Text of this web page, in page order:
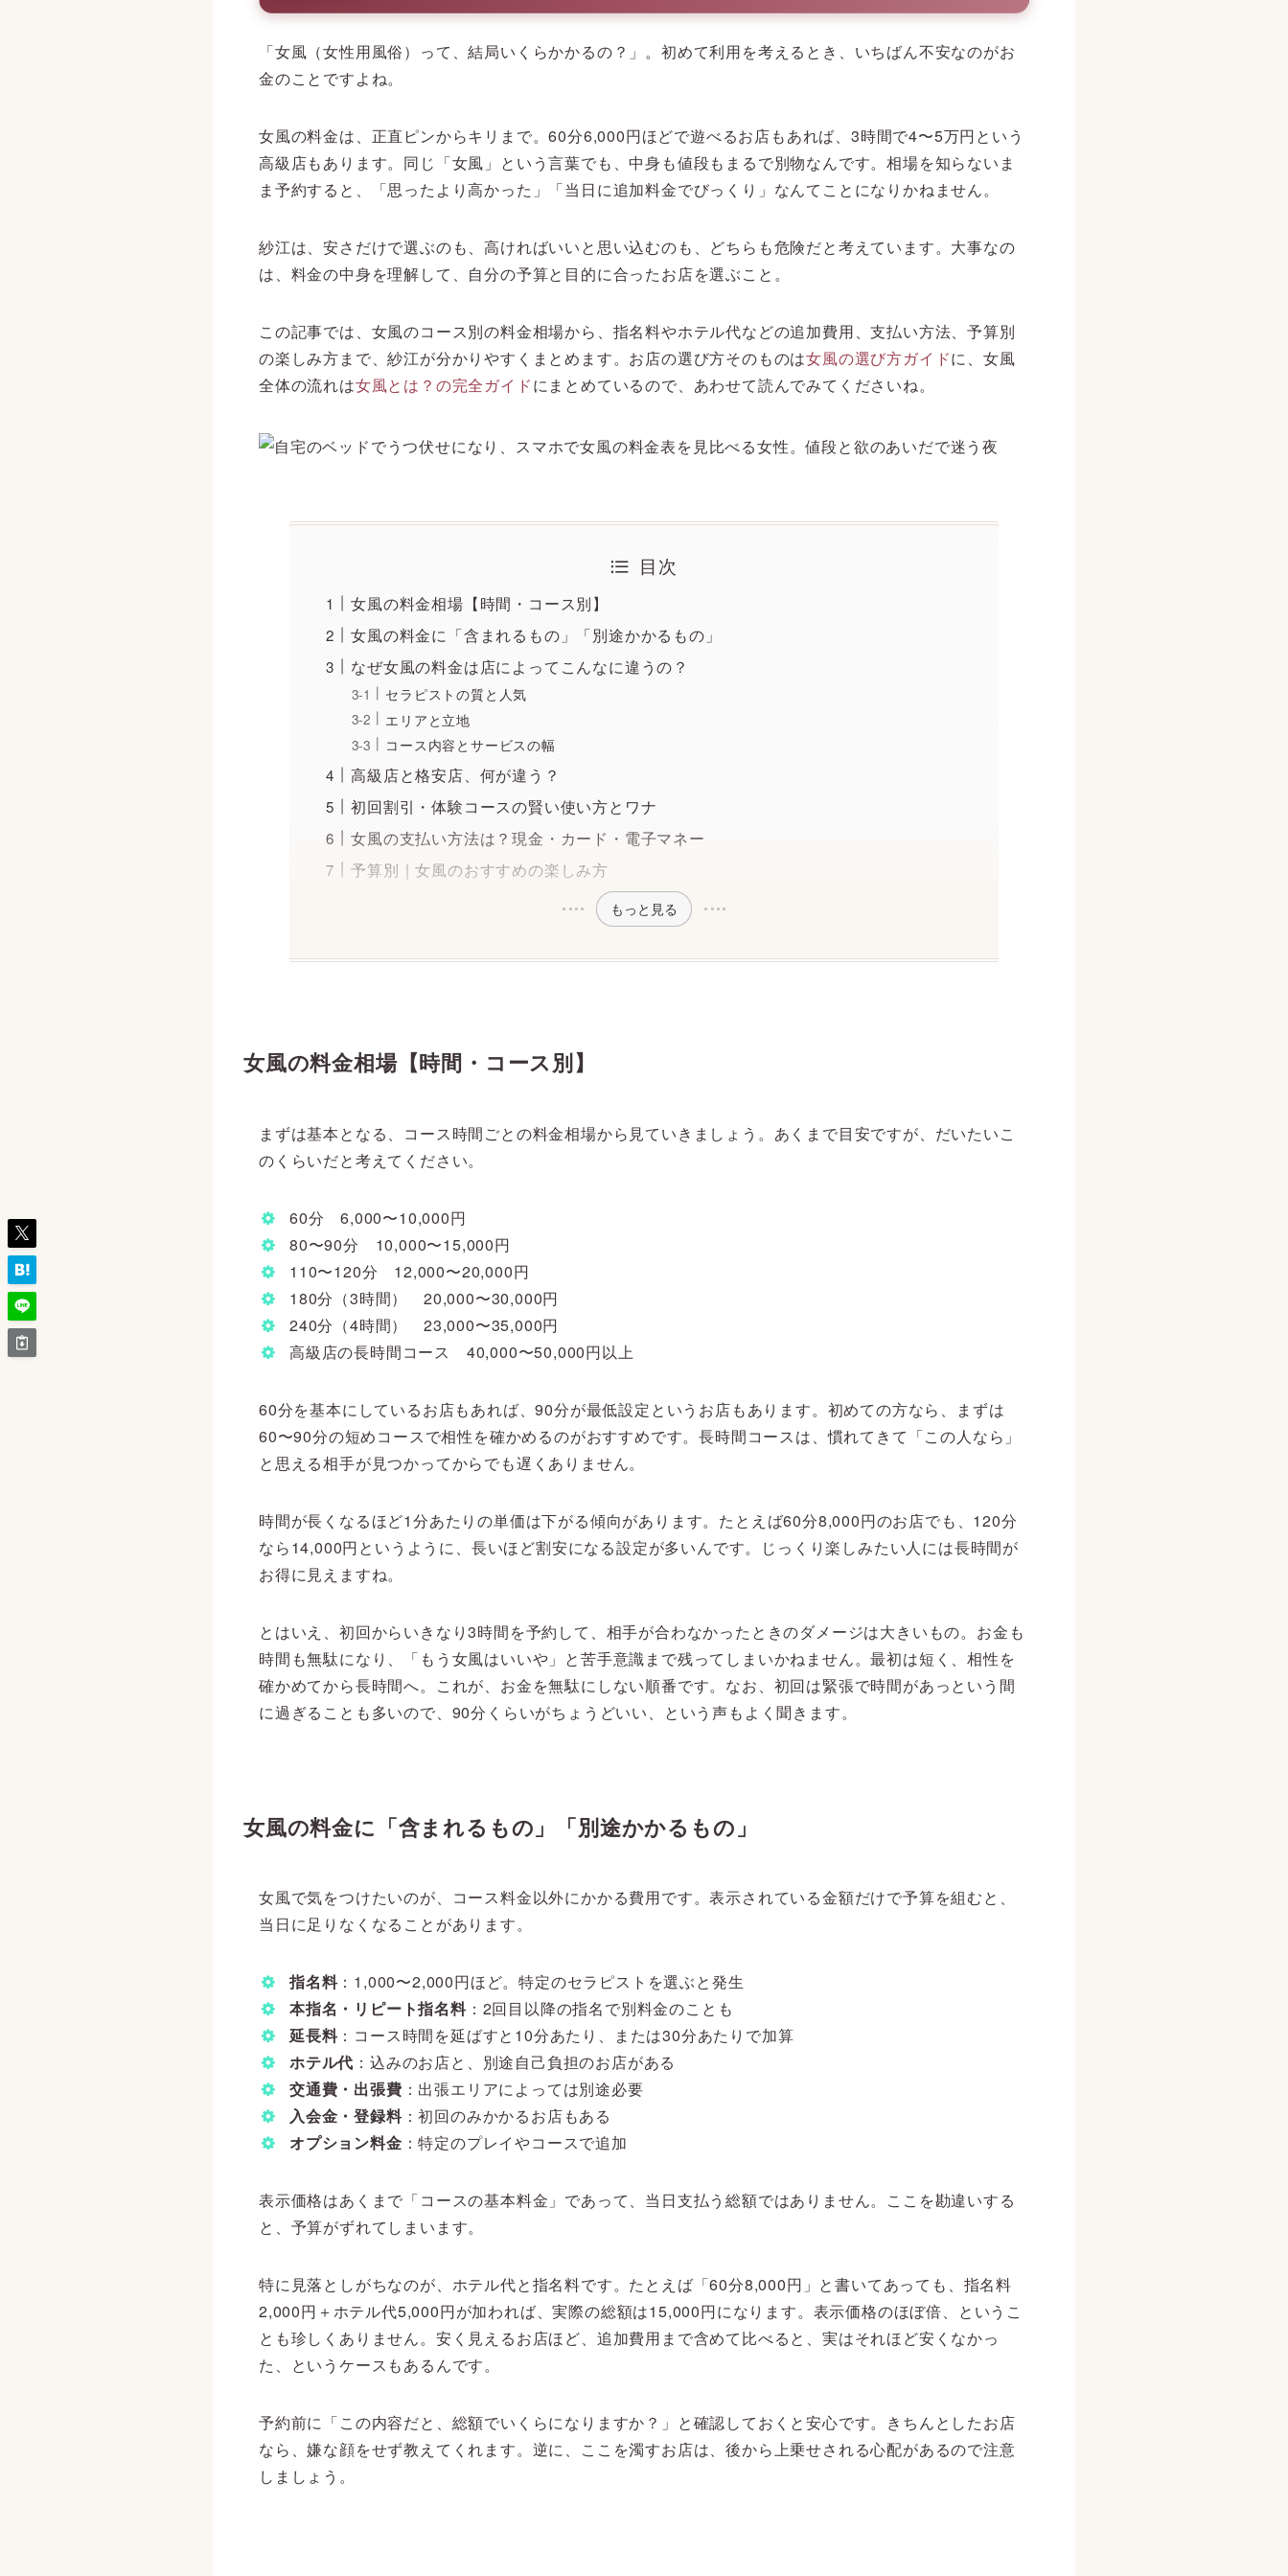
「女風（女性用風俗）って、結局いくらかかるの？」。初めて利用を考えるとき、いちばん不安なのがお
金のことですよね。
女風の料金は、正直ピンからキリまで。60分6,000円ほどで遊べるお店もあれば、3時間で4〜5万円という
高級店もあります。同じ「女風」という言葉でも、中身も値段もまるで別物なんです。相場を知らないま
ま予約すると、「思ったより高かった」「当日に追加料金でびっくり」なんてことになりかねません。
紗江は、安さだけで選ぶのも、高ければいいと思い込むのも、どちらも危険だと考えています。大事なの
は、料金の中身を理解して、自分の予算と目的に合ったお店を選ぶこと。
この記事では、女風のコース別の料金相場から、指名料やホテル代などの追加費用、支払い方法、予算別
の楽しみ方まで、紗江が分かりやすくまとめます。お店の選び方そのものは女風の選び方ガイドに、女風
全体の流れは女風とは？の完全ガイドにまとめているので、あわせて読んでみてくださいね。
目次
女風の料金相場【時間・コース別】
女風の料金に「含まれるもの」「別途かかるもの」
なぜ女風の料金は店によってこんなに違うの？
セラピストの質と人気
エリアと立地
コース内容とサービスの幅
高級店と格安店、何が違う？
初回割引・体験コースの賢い使い方とワナ
女風の支払い方法は？現金・カード・電子マネー
予算別｜女風のおすすめの楽しみ方
もっと見る
女風の料金相場【時間・コース別】
まずは基本となる、コース時間ごとの料金相場から見ていきましょう。あくまで目安ですが、だいたいこ
のくらいだと考えてください。
60分 6,000〜10,000円
80〜90分 10,000〜15,000円
110〜120分 12,000〜20,000円
180分（3時間） 20,000〜30,000円
240分（4時間） 23,000〜35,000円
高級店の長時間コース 40,000〜50,000円以上
60分を基本にしているお店もあれば、90分が最低設定というお店もあります。初めての方なら、まずは
60〜90分の短めコースで相性を確かめるのがおすすめです。長時間コースは、慣れてきて「この人なら」
と思える相手が見つかってからでも遅くありません。
時間が長くなるほど1分あたりの単価は下がる傾向があります。たとえば60分8,000円のお店でも、120分
なら14,000円というように、長いほど割安になる設定が多いんです。じっくり楽しみたい人には長時間が
お得に見えますね。
とはいえ、初回からいきなり3時間を予約して、相手が合わなかったときのダメージは大きいもの。お金も
時間も無駄になり、「もう女風はいいや」と苦手意識まで残ってしまいかねません。最初は短く、相性を
確かめてから長時間へ。これが、お金を無駄にしない順番です。なお、初回は緊張で時間があっという間
に過ぎることも多いので、90分くらいがちょうどいい、という声もよく聞きます。
女風の料金に「含まれるもの」「別途かかるもの」
女風で気をつけたいのが、コース料金以外にかかる費用です。表示されている金額だけで予算を組むと、
当日に足りなくなることがあります。
指名料：1,000〜2,000円ほど。特定のセラピストを選ぶと発生
本指名・リピート指名料：2回目以降の指名で別料金のことも
延長料：コース時間を延ばすと10分あたり、または30分あたりで加算
ホテル代 ：込みのお店と、別途自己負担のお店がある
交通費・出張費 ：出張エリアによっては別途必要
入会金・登録料：初回のみかかるお店もある
オプション料金 ：特定のプレイやコースで追加
表示価格はあくまで「コースの基本料金」であって、当日支払う総額ではありません。ここを勘違いする
と、予算がずれてしまいます。
特に見落としがちなのが、ホテル代と指名料です。たとえば「60分8,000円」と書いてあっても、指名料
2,000円＋ホテル代5,000円が加われば、実際の総額は15,000円になります。表示価格のほぼ倍、というこ
とも珍しくありません。安く見えるお店ほど、追加費用まで含めて比べると、実はそれほど安くなかっ
た、というケースもあるんです。
予約前に「この内容だと、総額でいくらになりますか？」と確認しておくと安心です。きちんとしたお店
なら、嫌な顔をせず教えてくれます。逆に、ここを濁すお店は、後から上乗せされる心配があるので注意
しましょう。